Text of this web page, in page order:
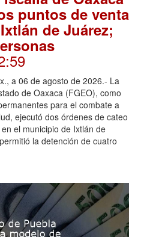
puntos de venta
de Juárez;
a 06 de agosto de 2026.- La
de Oaxaca (FGEO), como
para el combate a
ejecutó dos órdenes de cateo
el municipio de Ixtlán de
la detención de cuatro